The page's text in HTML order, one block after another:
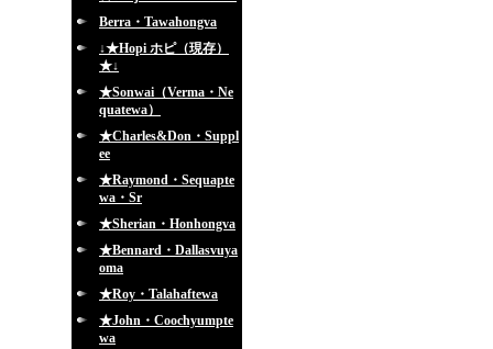
Berra・Tawahongva
↓★Hopi ホピ（現存）
★↓
★Sonwai（Verma・Ne
quatewa）
★Charles&Don・Suppl
ee
★Raymond・Sequapte
wa・Sr
★Sherian・Honhongva
★Bennard・Dallasvuya
oma
★Roy・Talahaftewa
★John・Coochyumpte
wa